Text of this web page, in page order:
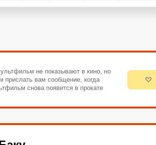
не показывают в кино, но
прислать вам сообщение, когда
снова появится в прокате